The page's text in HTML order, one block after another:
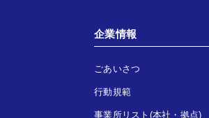
企業情報
ごあいさつ
行動規範
事業所リスト(本社・拠点)